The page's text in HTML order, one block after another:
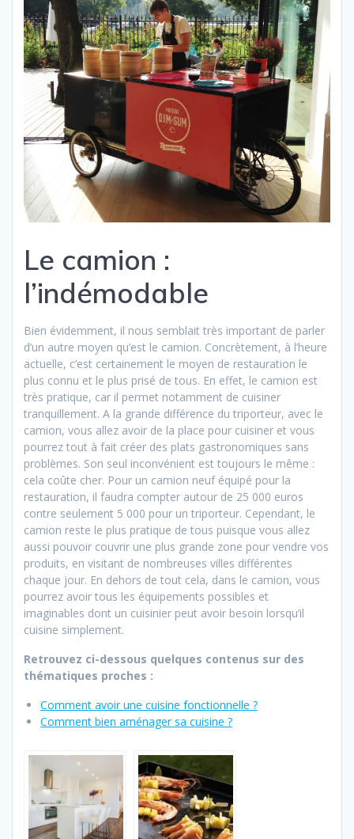
Le camion :
l’indémodable
Bien évidemment, il nous semblait très important de parler
d’un autre moyen qu’est le camion. Concrètement, à l’heure
actuelle, c’est certainement le moyen de restauration le
plus connu et le plus prisé de tous. En effet, le camion est
très pratique, car il permet notamment de cuisiner
tranquillement. A la grande différence du triporteur, avec le
camion, vous allez avoir de la place pour cuisiner et vous
pourrez tout à fait créer des plats gastronomiques sans
problèmes. Son seul inconvénient est toujours le même :
cela coûte cher. Pour un camion neuf équipé pour la
restauration, il faudra compter autour de 25 000 euros
contre seulement 5 000 pour un triporteur. Cependant, le
camion reste le plus pratique de tous puisque vous allez
aussi pouvoir couvrir une plus grande zone pour vendre vos
produits, en visitant de nombreuses villes différentes
chaque jour. En dehors de tout cela, dans le camion, vous
pourrez avoir tous les équipements possibles et
imaginables dont un cuisinier peut avoir besoin lorsqu’il
cuisine simplement.
Retrouvez ci-dessous quelques contenus sur des
thématiques proches :
Comment avoir une cuisine fonctionnelle ?
Comment bien aménager sa cuisine ?